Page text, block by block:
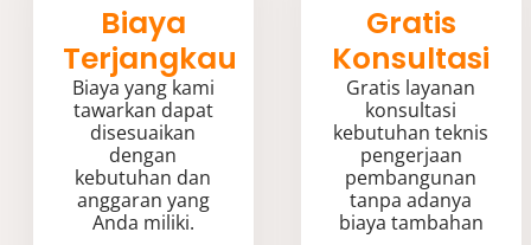
Biaya
Terjangkau
Biaya yang kami
tawarkan dapat
disesuaikan
dengan
kebutuhan dan
anggaran yang
Anda miliki.
Gratis
Konsultasi
Gratis layanan
konsultasi
kebutuhan teknis
pengerjaan
pembangunan
tanpa adanya
biaya tambahan